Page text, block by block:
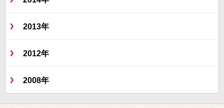
2013年
2012年
2008年